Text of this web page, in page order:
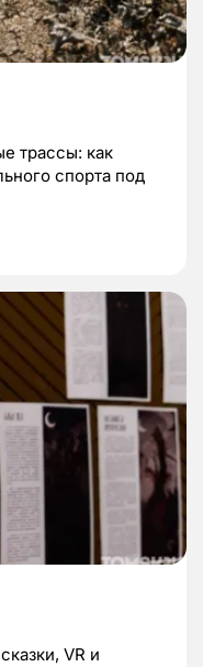
трассы: как
спорта под
VR и